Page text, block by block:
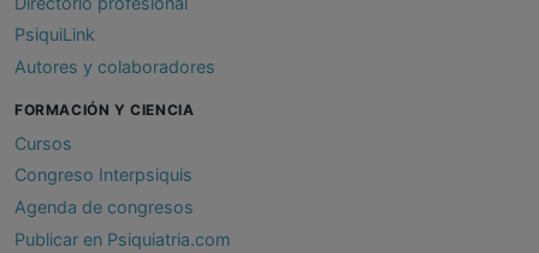
PsiquiLink
Autores y colaboradores
FORMACIÓN Y CIENCIA
Cursos
Congreso Interpsiquis
Agenda de congresos
Publicar en Psiquiatria.com